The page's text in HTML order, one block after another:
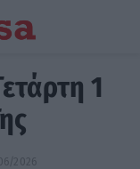
1
2026